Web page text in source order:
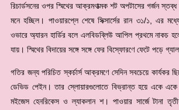
রিচার্ডসনের ওপর স্মিথের আক্রমণাত্মক শট অপটাসের গর্জন
মনে হচ্ছিল। পাওয়ারপ্লে শেষে সিক্সার্সের রান ৩১/১, এর
ওভারে অ্যারন হার্ডির বলে এলবিডব্লিউ আপিল প্রথমে নাকচ
যায়। স্মিথের বিদায়ের সঙ্গে সঙ্গে ফের বিস্ফোরণে ফেটে পড়ে
গতির জন্য পরিচিত স্কর্চার্স আক্রমণে সেদিন সবচেয়ে কার্যকর
ডেভিড পেইন। তার স্লোয়ারগুলোতে বিভ্রান্ত হয়ে একে একে
মইজেস হেনরিকেস ও ল্যাকলান শ। পাওয়ার সার্জে টানা